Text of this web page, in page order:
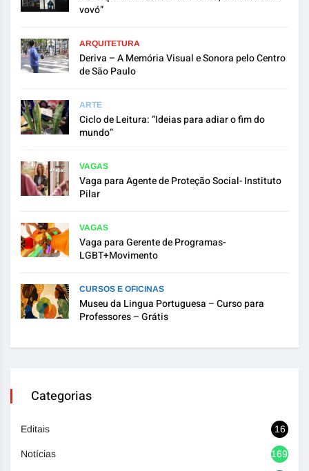
vovó”
ARQUITETURA
Deriva – A Memória Visual e Sonora pelo Centro
de São Paulo
ARTE
Ciclo de Leitura: “Ideias para adiar o fim do
mundo”
VAGAS
Vaga para Agente de Proteção Social- Instituto
Pilar
VAGAS
Vaga para Gerente de Programas-
LGBT+Movimento
CURSOS E OFICINAS
Museu da Lingua Portuguesa – Curso para
Professores – Grátis
Categorias
Editais 16
Notícias 1692